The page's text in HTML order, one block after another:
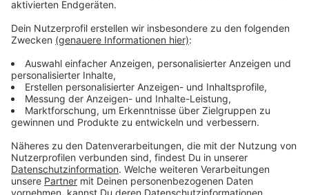
Es gibt diese Dinge im Leben, die können uns zur
Eiskratzen am frühen Morgen. Leute, die nicht
Autofahren können. Menschen, die seltsame Wörter
benutzen. Wo andere sich vor Verzweiflung das
Gesicht bis zum Bauchnabel ziehen oder ihren Kopf
Kopf von Laura Potting ein Karussell los. Irgendwo
zwischen wirren Gedanken und scharfer
Alltagsbeobachtung. Ein bisschen ausgeflippt,